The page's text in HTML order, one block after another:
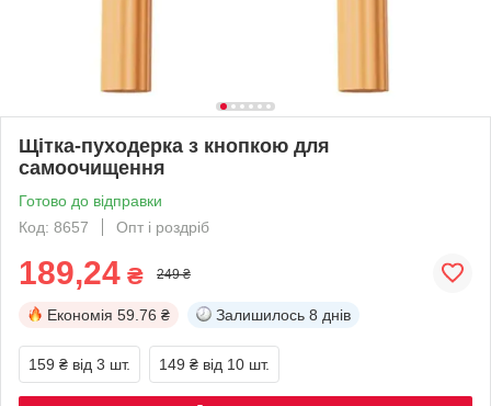
Щітка-пуходерка з кнопкою для
самоочищення
Готово до відправки
Код: 8657
Опт і роздріб
189,24 ₴ 249 ₴
Економія 59.76 ₴ Залишилось 8 днів
159 ₴ від 3 шт. 149 ₴ від 10 шт.